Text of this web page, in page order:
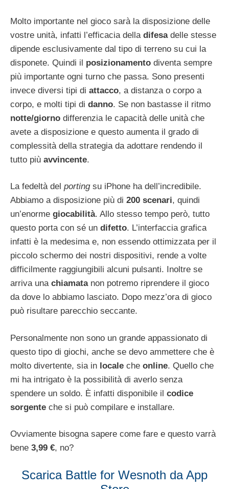
Molto importante nel gioco sarà la disposizione delle
vostre unità, infatti l’efficacia della difesadelle stesse
dipende esclusivamente dal tipo di terreno su cui la
disponete. Quindi il posizionamento diventa sempre
più importante ogni turno che passa. Sono presenti
invece diversi tipi di attacco, a distanza o corpo a
corpo, e molti tipi di danno. Se non bastasse il ritmo
notte/giorno differenzia le capacità delle unità che
avete a disposizione e questo aumenta il grado di
complessità della strategia da adottare rendendo il
tutto più avvincente.
La fedeltà del portingsu iPhone ha dell’incredibile.
Abbiamo a disposizione più di 200 scenari, quindi
un’enorme giocabilità. Allo stesso tempo però, tutto
questo porta con sé un difetto. L’interfaccia grafica
infatti è la medesima e, non essendo ottimizzata per il
piccolo schermo dei nostri dispositivi, rende a volte
difficilmente raggiungibili alcuni pulsanti. Inoltre se
arriva una chiamatanon potremo riprendere il gioco
da dove lo abbiamo lasciato. Dopo mezz’ora di gioco
può risultare parecchio seccante.
Personalmente non sono un grande appassionato di
questo tipo di giochi, anche se devo ammettere che è
molto divertente, sia in locale che online. Quello che
mi ha intrigato è la possibilità di averlo senza
spendere un soldo. È infatti disponibile il codice
sorgente che si può compilare e installare.
Ovviamente bisogna sapere come fare e questo varrà
bene 3,99 €, no?
Scarica Battle for Wesnoth da App